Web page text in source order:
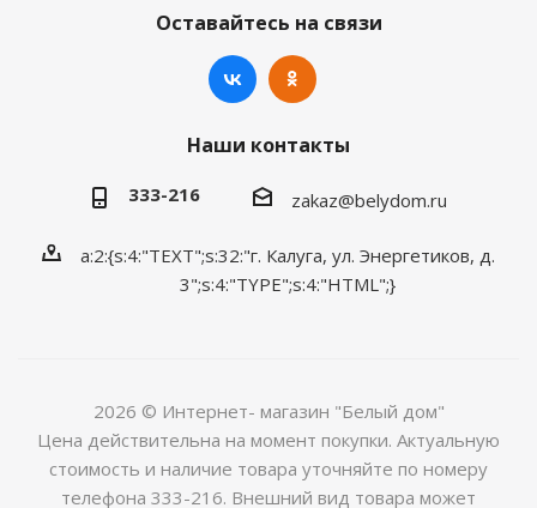
Оставайтесь на связи
Наши контакты
333-216 zakaz@belydom.ru
a:2:{s:4:"TEXT";s:32:"г. Калуга, ул. Энергетиков, д.
3";s:4:"TYPE";s:4:"HTML";}
2026 © Интернет- магазин "Белый дом"
Цена действительна на момент покупки. Актуальную
стоимость и наличие товара уточняйте по номеру
телефона 333-216. Внешний вид товара может